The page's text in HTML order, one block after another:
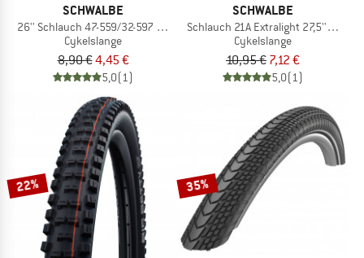
SCHWALBE
26'' Schlauch 47-559/32-597 AV 12
Cykelslange
8,90 €4,45 €
5,0(1)
SCHWALBE
Schlauch 21A Extralight 27,5'' 40 bis
Cykelslange
10,95 € 7,12 €
5,0(1)
22% 35%